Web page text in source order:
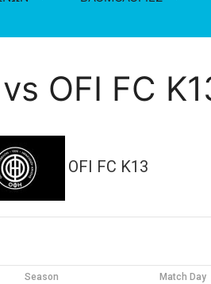
OFI FC
OFI FC K13
Season Match Day